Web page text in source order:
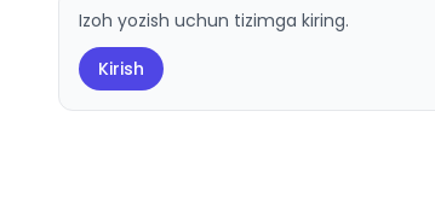
Izoh yozish uchun tizimga kiring.
Kirish